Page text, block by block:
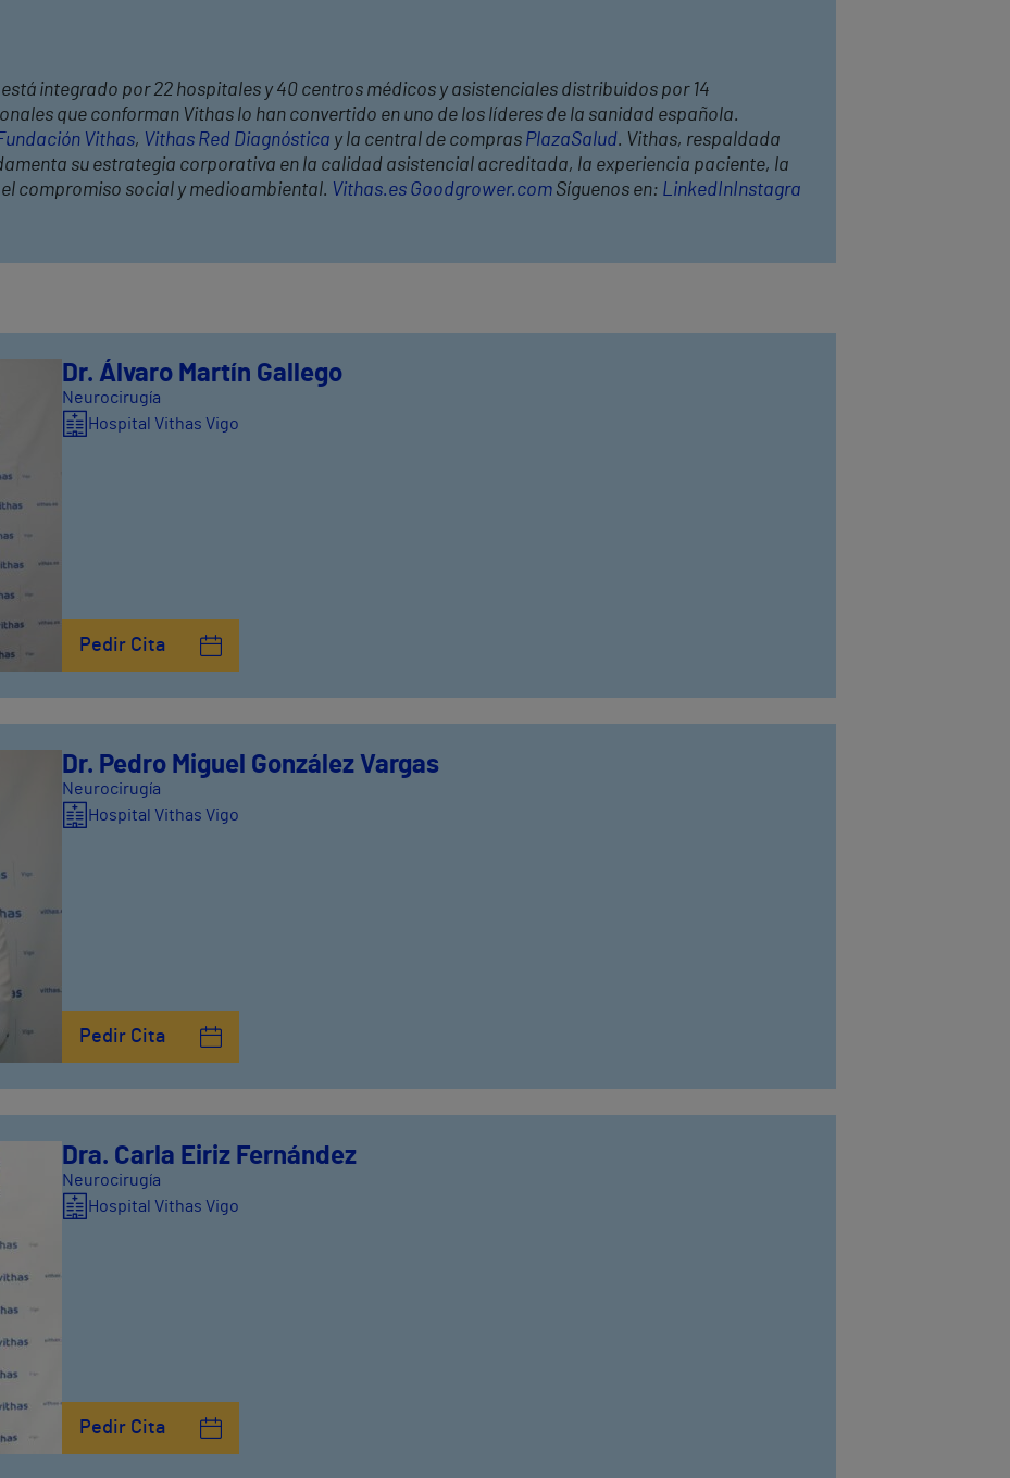
está integrado por 22 hospitales y 40 centros médicos y asistenciales distribuidos por 14
que conforman Vithas lo han convertido en uno de los líderes de la sanidad española.
Vithas, Vithas Red Diagnóstica y la central de compras PlazaSalud. Vithas, respaldada
su estrategia corporativa en la calidad asistencial acreditada, la experiencia paciente, la
compromiso social y medioambiental. Vithas.es Goodgrower.com Síguenos en: LinkedInInstagra
Dr. Álvaro Martín Gallego
Neurocirugía
Hospital Vithas Vigo
Pedir Cita
Dr. Pedro Miguel González Vargas
Neurocirugía
Hospital Vithas Vigo
Pedir Cita
Dra. Carla Eiriz Fernández
Neurocirugía
Hospital Vithas Vigo
Pedir Cita